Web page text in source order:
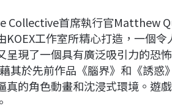
Collective首席執行官Matthew
KOEX工作室所精心打造，一個
呈現了一個具有廣泛吸引力的恐
其於先前作品《腦界》和《誘
真的角色動畫和沈浸式環境。遊